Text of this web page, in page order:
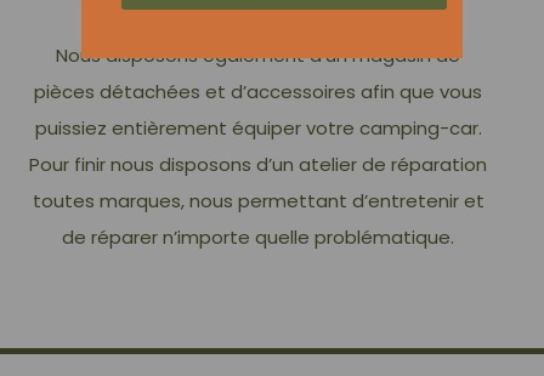
Nous disposons également d’un magasin de
pièces détachées et d’accessoires afin que vous
puissiez entièrement équiper votre camping-car.
Pour finir nous disposons d’un atelier de réparation
toutes marques, nous permettant d’entretenir et
de réparer n’importe quelle problématique.